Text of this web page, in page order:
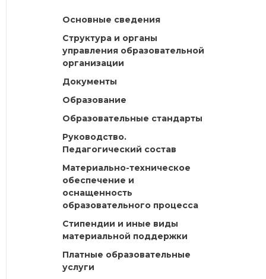
Основные сведения
Структура и органы
управления образовательной
организации
Документы
Образование
Образовательные стандарты
Руководство.
Педагогический состав
Материально-техническое
обеспечение и
оснащенность
образовательного процесса
Стипендии и иные виды
материальной поддержки
Платные образовательные
услуги